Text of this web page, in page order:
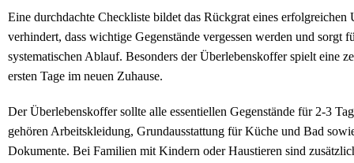
Eine durchdachte Checkliste bildet das Rückgrat eines erfolgreichen
verhindert, dass wichtige Gegenstände vergessen werden und sorgt
systematischen Ablauf. Besonders der Überlebenskoffer spielt eine
ersten Tage im neuen Zuhause.
Der Überlebenskoffer sollte alle essentiellen Gegenstände für 2-3
gehören Arbeitskleidung, Grundausstattung für Küche und Bad
Dokumente. Bei Familien mit Kindern oder Haustieren sind